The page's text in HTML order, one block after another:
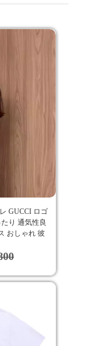
GUCCI ロゴ
り 通気性良
おしゃれ 彼